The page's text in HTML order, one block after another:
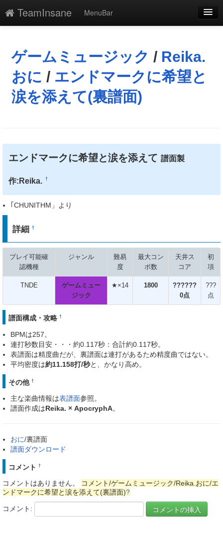
TeamInsane
MenuBar
添付
凍結
新規
単語検索
ゲームミュージック / Reika.
おに / エンドマークに希望と
涙を添えて(裏譜面)
エンドマークに希望と涙を添えて譜面製
作:Reika. †
｢CHUNITHM」より
詳細†
プレイ可能確
認機種
ジャンル
難易
度
最大コン
ボ数
天井ス
コア
初
項
TNDE
ゲームミュー
ジック
★×14 1800
??????
0点
???
点
譜面構成・攻略 †
BPMは257。
連打秒数目安・・・約0.117秒：合計約0.117秒。
表譜面は精度曲だが、裏譜面は連打があるため精度曲ではない。
平均密度は約11.158打/秒と、かなり高め。
その他 †
主な楽曲情報は表譜面参照。
譜面作成はReika. × ApocryphA。
おに/裏譜面
譜面ダウンロード
コメント †
コメントはありません。
コメント/ゲームミュージック/Reika.おに/エ
ンドマークに希望と涙を添えて(裏譜面)?
コメント: